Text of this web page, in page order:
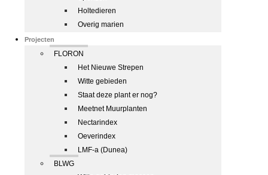
Holtedieren
Overig marien
Projecten
FLORON
Het Nieuwe Strepen
Witte gebieden
Staat deze plant er nog?
Meetnet Muurplanten
Nectarindex
Oeverindex
LMF-a (Dunea)
BLWG